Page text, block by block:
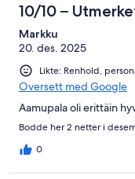
10/10 –
Markku
20. des. 2025
Likte: Renhold,
Oversett med Google
Aamupala oli erittäin
Bodde her 2 netter i
0